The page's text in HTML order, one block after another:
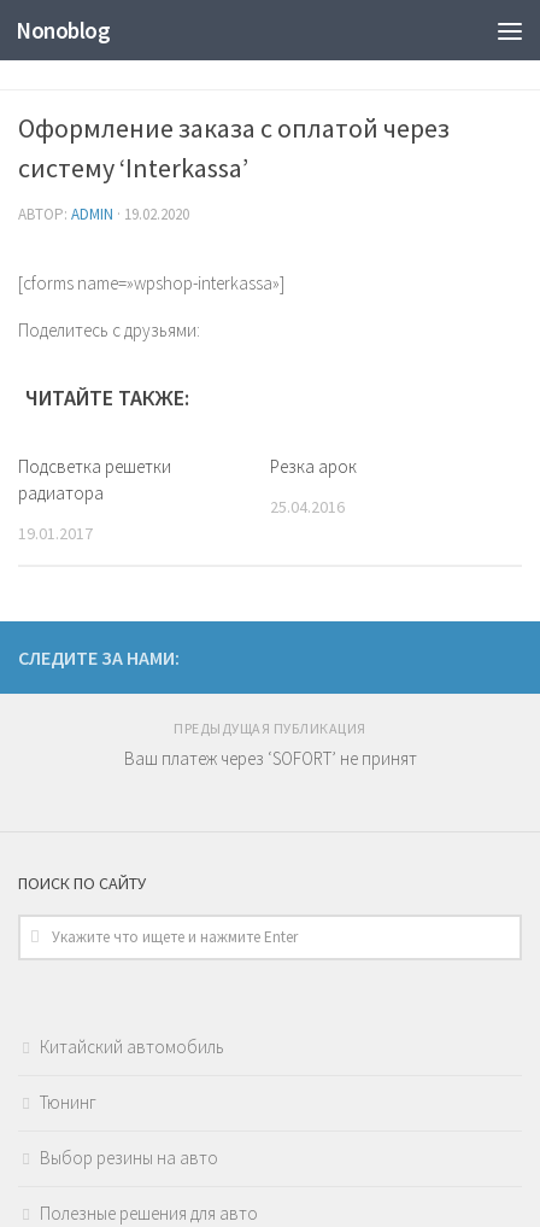
Nonoblog
Оформление заказа с оплатой через
систему ‘Interkassa’
АВТОР: ADMIN · 19.02.2020
[cforms name=»wpshop-interkassa»]
Поделитесь с друзьями:
ЧИТАЙТЕ ТАКЖЕ:
Подсветка решетки
радиатора
19.01.2017
Резка арок
25.04.2016
СЛЕДИТЕ ЗА НАМИ:
ПРЕДЫДУЩАЯ ПУБЛИКАЦИЯ
Ваш платеж через ‘SOFORT’ не принят
ПОИСК ПО САЙТУ
Китайский автомобиль
Тюнинг
Выбор резины на авто
Полезные решения для авто